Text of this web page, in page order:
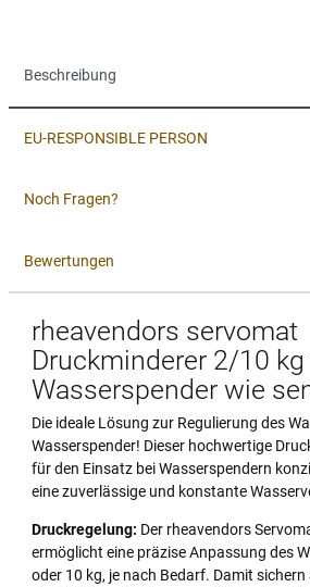
Beschreibung
EU-RESPONSIBLE PERSON
Noch Fragen?
Bewertungen
rheavendors servomat
Druckminderer 2/10
Wasserspender wie
Die ideale Lösung zur Regulierung des
Wasserspender! Dieser hochwertige
für den Einsatz bei Wasserspendern
eine zuverlässige und konstante
Druckregelung: Der rheavendors
ermöglicht eine präzise Anpassung des
oder 10 kg, je nach Bedarf. Damit sichern